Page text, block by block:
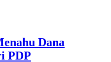
Dana
PDP